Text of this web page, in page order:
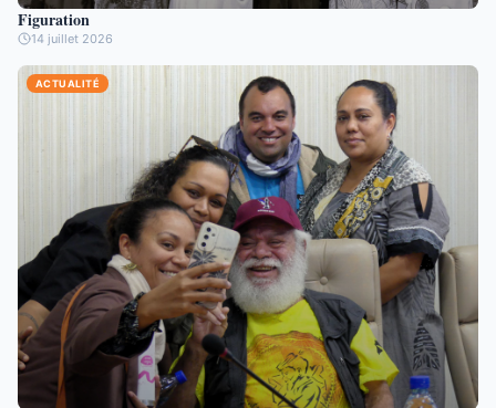
Figuration
14 juillet 2026
ACTUALITÉ